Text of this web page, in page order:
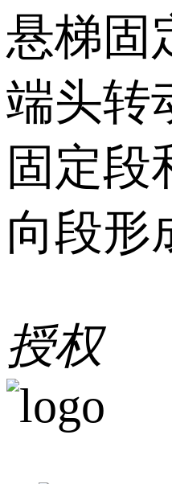
悬梯固
端头转
固定段
向段形
授权